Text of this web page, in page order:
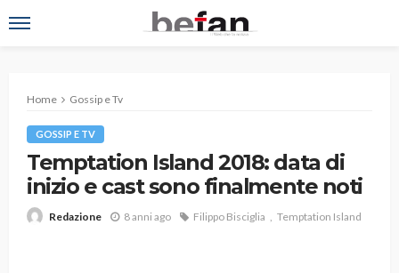
Home Gossip e Tv
GOSSIP E TV
Temptation Island 2018: data di
inizio e cast sono finalmente noti
Redazione 8 anni ago Filippo Bisciglia Temptation Island